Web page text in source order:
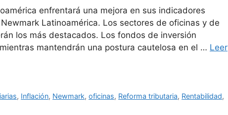
enfrentará una mejora en sus indicadores
Latinoamérica. Los sectores de oficinas y de
los más destacados. Los fondos de inversión
mantendrán una postura cautelosa en el … Leer
, Inflación, Newmark,oficinas, Reforma tributaria, Rentabilidad,